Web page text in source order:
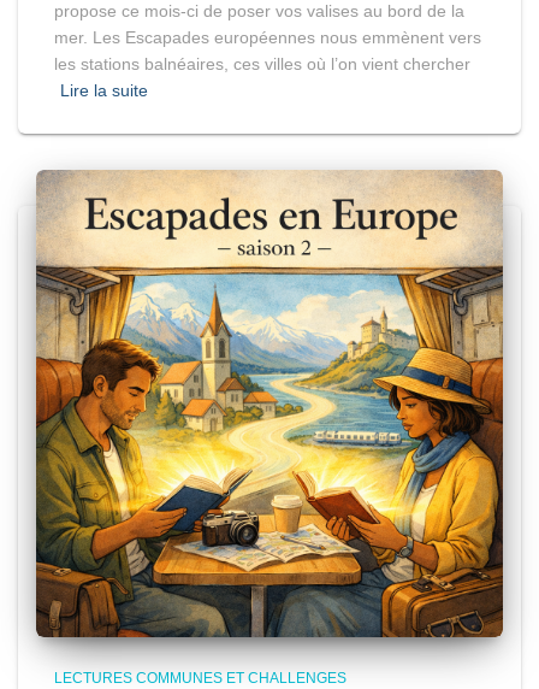
propose ce mois-ci de poser vos valises au bord de la
mer. Les Escapades européennes nous emmènent vers
les stations balnéaires, ces villes où l’on vient chercher
Lire la suite
LECTURES COMMUNES ET CHALLENGES